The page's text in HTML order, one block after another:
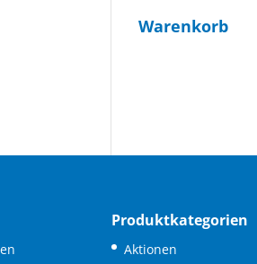
Warenkorb
Produktkategorien
Aktionen